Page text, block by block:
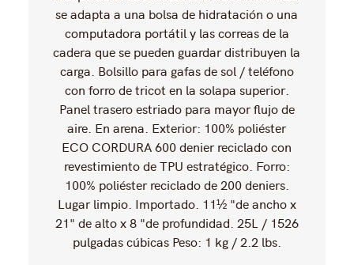
se adapta a una bolsa de hidratación o una
computadora portátil y las correas de la
cadera que se pueden guardar distribuyen la
carga. Bolsillo para gafas de sol / teléfono
con forro de tricot en la solapa superior.
Panel trasero estriado para mayor flujo de
aire. En arena. Exterior: 100% poliéster
ECO CORDURA 600 denier reciclado con
revestimiento de TPU estratégico. Forro:
100% poliéster reciclado de 200 deniers.
Lugar limpio. Importado. 11½ "de ancho x
21" de alto x 8 "de profundidad. 25L / 1526
pulgadas cúbicas Peso: 1 kg / 2.2 lbs.